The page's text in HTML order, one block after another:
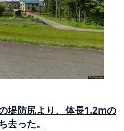
堤防尻より、体長1.2mの
去った。